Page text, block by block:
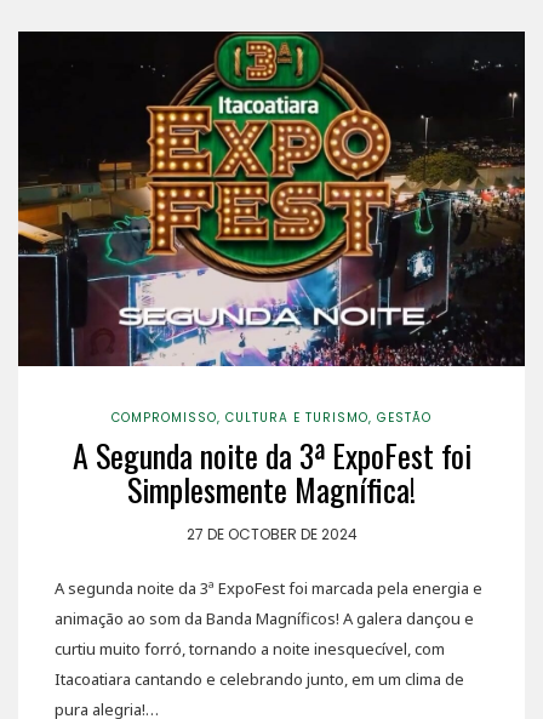
COMPROMISSO, CULTURA E TURISMO, GESTÃO
A Segunda noite da 3ª ExpoFest foi
Simplesmente Magnífica!
27 DE OCTOBER DE 2024
A segunda noite da 3ª ExpoFest foi marcada pela energia e
animação ao som da Banda Magníficos! A galera dançou e
curtiu muito forró, tornando a noite inesquecível, com
Itacoatiara cantando e celebrando junto, em um clima de
pura alegria!…